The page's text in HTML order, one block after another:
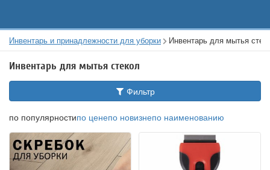
Инвентарь и принадлежности для уборки Инвентарь для мытья
Инвентарь для мытья стекол
Фильтр
по популярностипо ценепо новизнепо наименованию